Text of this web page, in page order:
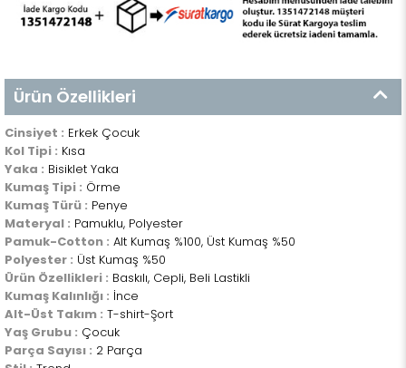
Ürün Özellikleri
Cinsiyet : Erkek Çocuk
Kol Tipi : Kısa
Yaka : Bisiklet Yaka
Kumaş Tipi : Örme
Kumaş Türü : Penye
Materyal : Pamuklu, Polyester
Pamuk-Cotton : Alt Kumaş %100, Üst Kumaş %50
Polyester : Üst Kumaş %50
Ürün Özellikleri : Baskılı, Cepli, Beli Lastikli
Kumaş Kalınlığı : İnce
Alt-Üst Takım : T-shirt-Şort
Yaş Grubu : Çocuk
Parça Sayısı : 2 Parça